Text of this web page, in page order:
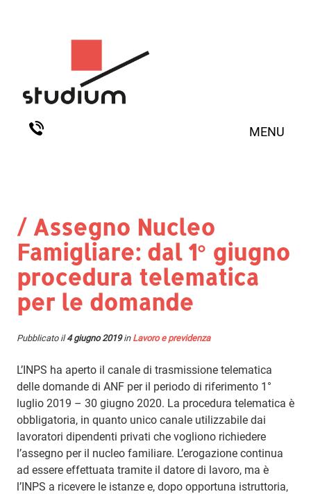
MENU
/ Assegno Nucleo
Famigliare: dal 1° giugno
procedura telematica
per le domande
Pubblicato il4 giugno 2019in Lavoro e previdenza
L’INPS ha aperto il canale di trasmissione telematica
delle domande di ANF per il periodo di riferimento 1°
luglio 2019 – 30 giugno 2020. La procedura telematica è
obbligatoria, in quanto unico canale utilizzabile dai
lavoratori dipendenti privati che vogliono richiedere
l’assegno per il nucleo familiare. L’erogazione continua
ad essere effettuata tramite il datore di lavoro, ma è
l’INPS a ricevere le istanze e, dopo opportuna istruttoria,